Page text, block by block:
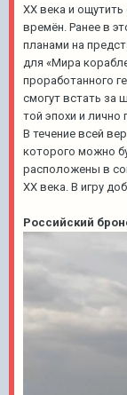
ХХ века и
времён. Ранее в
планами на
для «Мира
проработанного
смогут встать за
той эпохи и лично
В течение всей
которого можно
расположены в
ХХ века. В игру
Российский